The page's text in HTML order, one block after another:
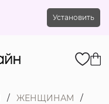
Установить
ЖЕНЩИНАМ